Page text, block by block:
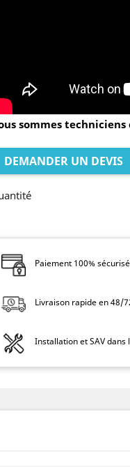
sommes
DEMANDER UN DEVIS
Paiement 100%
Livraison rapide en 48/
Installation et SAV